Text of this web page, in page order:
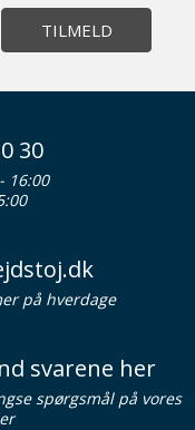
TILMELD
30
16:00
på hverdage
svarene her
spørgsmål på vores